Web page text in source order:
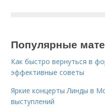
Популярные
Как быстро вернуться в
эффективные советы
Яркие концерты Линды в
выступлений